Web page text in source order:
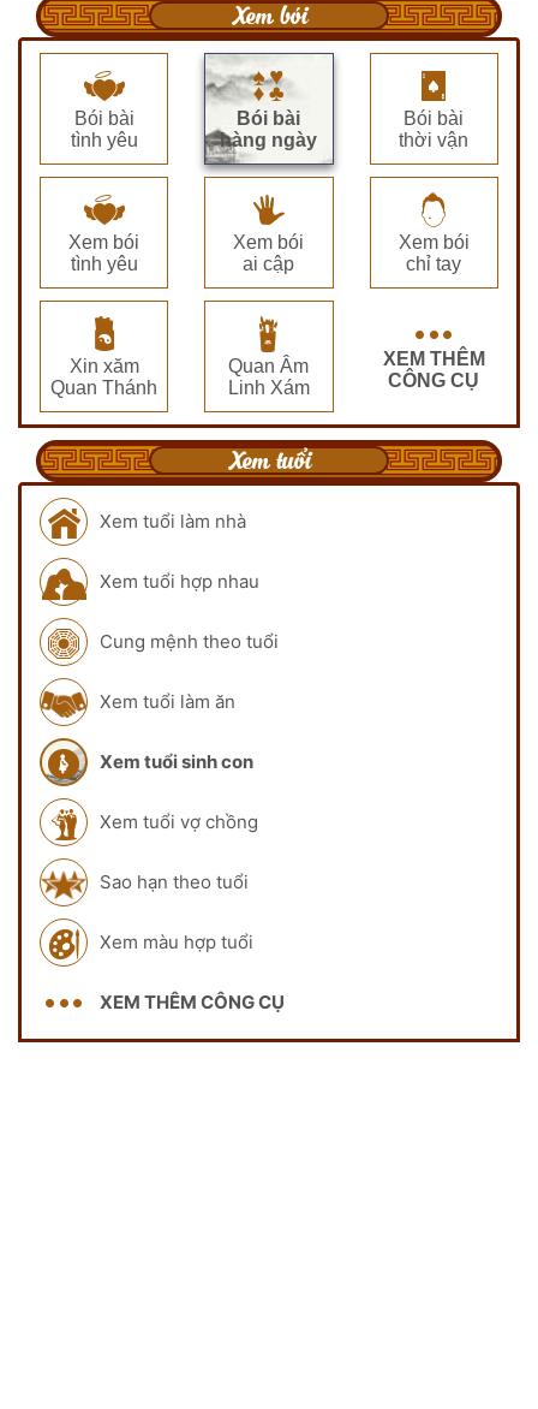
Xem bói
Bói bài
tình yêu
Bói bài
hàng ngày
Bói bài
thời vận
Xem bói
tình yêu
Xem bói
ai cập
Xem bói
chỉ tay
Xin xăm
Quan Thánh
Quan Âm
Linh Xám
XEM THÊM
CÔNG CỤ
Xem tuổi
Xem tuổi làm nhà
Xem tuổi hợp nhau
Cung mệnh theo tuổi
Xem tuổi làm ăn
Xem tuổi sinh con
Xem tuổi vợ chồng
Sao hạn theo tuổi
Xem màu hợp tuổi
XEM THÊM CÔNG CỤ